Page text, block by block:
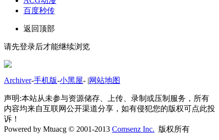
百度秒传
返回顶部
请先登录后才能继续浏览
Archiver-手机版-小黑屋- |网站地图
声明:本站从未参与资源储存、上传、录制或压制服务，所有
内容均来自互联网公开渠道分享，如有侵犯您的版权可点此投
诉！
Powered by Mtuacg © 2001-2013 Comsenz Inc. 版权所有